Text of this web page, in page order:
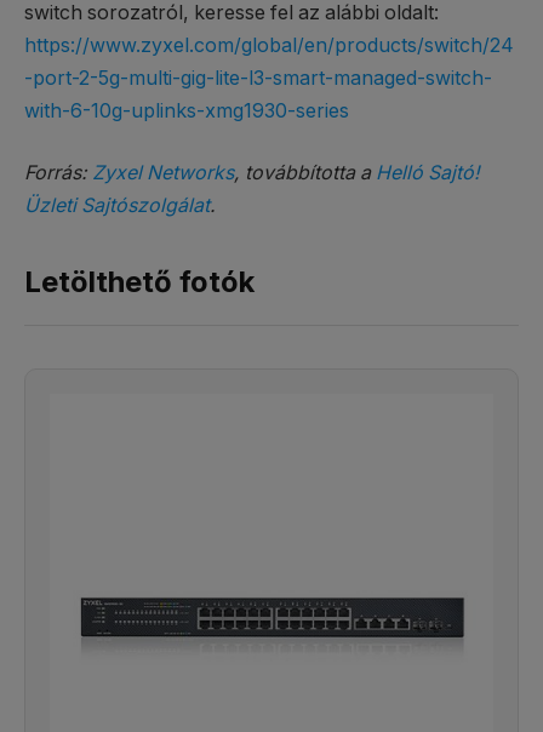
switch sorozatról, keresse fel az alábbi oldalt:
https://www.zyxel.com/global/en/products/switch/24
-port-2-5g-multi-gig-lite-l3-smart-managed-switch-
with-6-10g-uplinks-xmg1930-series
Forrás: Zyxel Networks, továbbította a Helló Sajtó!
Üzleti Sajtószolgálat.
Letölthető fotók